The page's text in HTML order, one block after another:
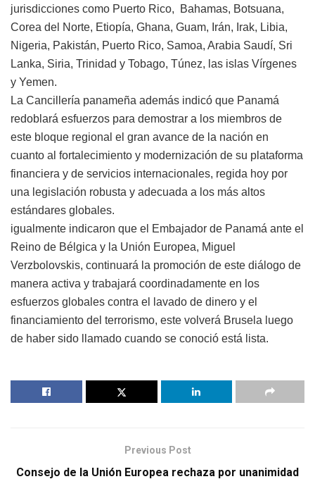
jurisdicciones como Puerto Rico, Bahamas, Botsuana,
Corea del Norte, Etiopía, Ghana, Guam, Irán, Irak, Libia,
Nigeria, Pakistán, Puerto Rico, Samoa, Arabia Saudí, Sri
Lanka, Siria, Trinidad y Tobago, Túnez, las islas Vírgenes
y Yemen.
La Cancillería panameña además indicó que Panamá
redoblará esfuerzos para demostrar a los miembros de
este bloque regional el gran avance de la nación en
cuanto al fortalecimiento y modernización de su plataforma
financiera y de servicios internacionales, regida hoy por
una legislación robusta y adecuada a los más altos
estándares globales.
igualmente indicaron que el Embajador de Panamá ante el
Reino de Bélgica y la Unión Europea, Miguel
Verzbolovskis, continuará la promoción de este diálogo de
manera activa y trabajará coordinadamente en los
esfuerzos globales contra el lavado de dinero y el
financiamiento del terrorismo, este volverá Brusela luego
de haber sido llamado cuando se conoció está lista.
Previous Post
Consejo de la Unión Europea rechaza por unanimidad